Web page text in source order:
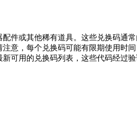
件或其他稀有道具。这些兑换码通
意，每个兑换码可能有限期使用时
可用的兑换码列表，这些代码经过验